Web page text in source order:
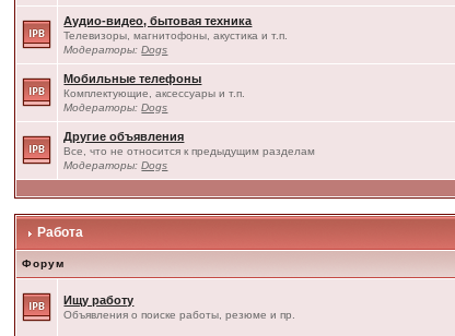
Аудио-видео, бытовая техника
Телевизоры, магнитофоны, акустика и т.п.
Модераторы:Dogs
Мобильные телефоны
Комплектующие, аксессуары и т.п.
Модераторы:Dogs
Другие объявления
Все, что не относится к предыдущим разделам
Модераторы:Dogs
Работа
Форум
Ищу работу
Объявления о поиске работы, резюме и пр.